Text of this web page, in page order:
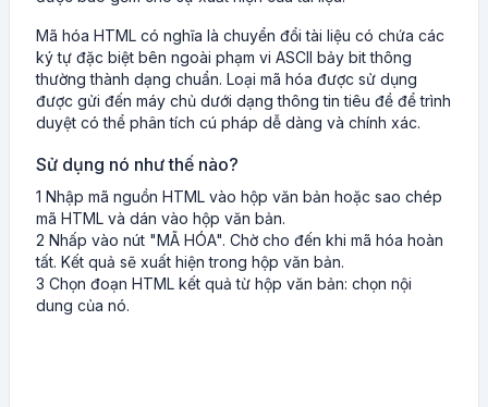
Mã hóa HTML có nghĩa là chuyển đổi tài liệu có chứa các
ký tự đặc biệt bên ngoài phạm vi ASCII bảy bit thông
thường thành dạng chuẩn. Loại mã hóa được sử dụng
được gửi đến máy chủ dưới dạng thông tin tiêu đề để trình
duyệt có thể phân tích cú pháp dễ dàng và chính xác.
Sử dụng nó như thế nào?
1 Nhập mã nguồn HTML vào hộp văn bản hoặc sao chép
mã HTML và dán vào hộp văn bản.
2 Nhấp vào nút "MÃ HÓA". Chờ cho đến khi mã hóa hoàn
tất. Kết quả sẽ xuất hiện trong hộp văn bản.
3 Chọn đoạn HTML kết quả từ hộp văn bản: chọn nội
dung của nó.